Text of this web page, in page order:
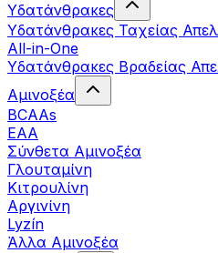
Υδατάνθρακες
Υδατάνθρακες Ταχείας
All-in-One
Υδατάνθρακες Βραδείας
Αμινοξέα
BCAAs
EAA
Σύνθετα Αμινοξέα
Γλουταμίνη
Κιτρουλίνη
Αργινίνη
Lyzín
Άλλα Αμινοξέα